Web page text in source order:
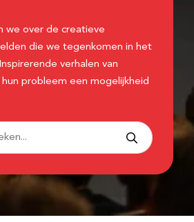
we over de creatieve
die we tegenkomen in het
verhalen van
probleem een mogelijkheid